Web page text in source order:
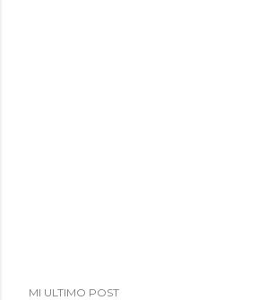
MI ULTIMO POST